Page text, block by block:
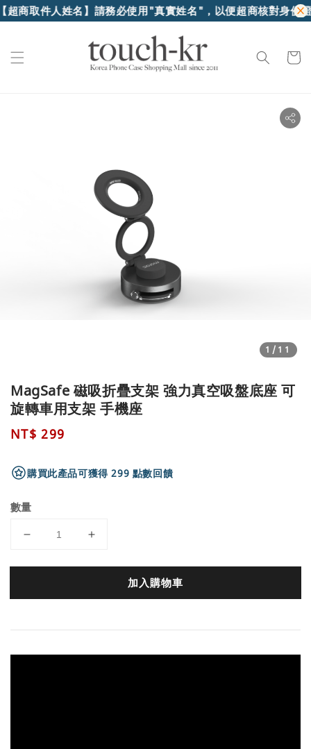
姓名】請務必使用"真實姓名"，以便超商核對身份證件領貨【
1 /11
MagSafe 磁吸折疊支架 強力真空吸盤底座 可
旋轉車用支架 手機座
Regular
NT$ 299
購買此產品可獲得 299 點數回饋
數量
加入購物車